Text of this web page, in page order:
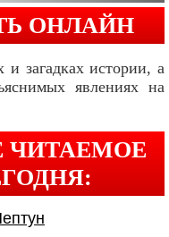
ОНЛАЙН
и загадках истории, а
явлениях на
ЧИТАЕМОЕ